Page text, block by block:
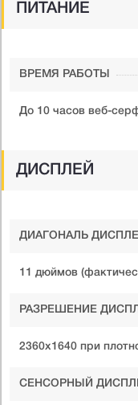
ПИТАНИЕ
ВРЕМЯ РАБОТЫ
До 10 часов веб-
ДИСПЛЕЙ
ДИАГОНАЛЬ
11 дюймов
РАЗРЕШЕНИЕ
2360x1640 при
СЕНСОРНЫЙ